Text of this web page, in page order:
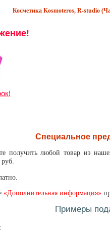
Косметика Kosmoteros, R-studio
Специальное
получить любой товар из
«Дополнительная информация»
Примеры